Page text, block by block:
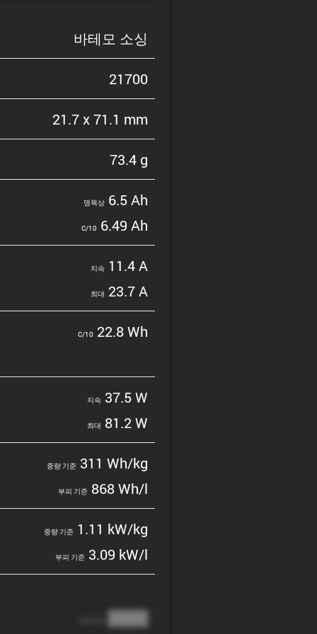
바테모 소싱
21700
21.7 x 71.1 mm
73.4 g
명목상6.5 Ah
C/10 6.49 Ah
지속 11.4 A
최대 23.7 A
C/10 22.8 Wh
지속 37.5 W
최대 81.2 W
중량 기준311 Wh/kg
부피 기준868 Wh/l
중량 기준1.11 kW/kg
부피 기준3.09 kW/l
████